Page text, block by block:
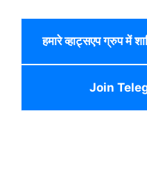
हमारे व्हाट्सएप ग्रुप में
Join